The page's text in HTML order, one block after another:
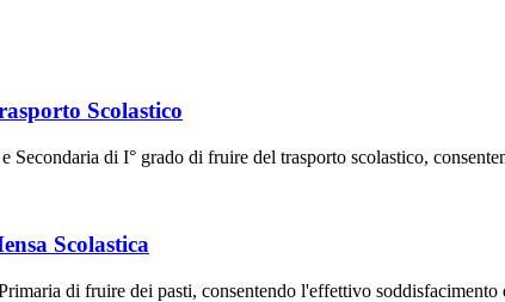
Scolastico
di I° grado di fruire del trasporto scolastico,
Scolastica
di fruire dei pasti, consentendo l'effettivo